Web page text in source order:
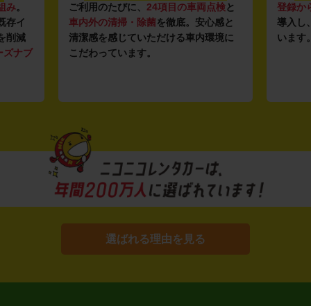
み。
存イ
削減
ズナブ
ご利用のたびに、 24項目の車両点検と
車内外の清掃・除菌を徹底。安心感と
清潔感を感じていただける車内環境に
こだわっています。
登録か
導入し
います
選ばれる理由を見る